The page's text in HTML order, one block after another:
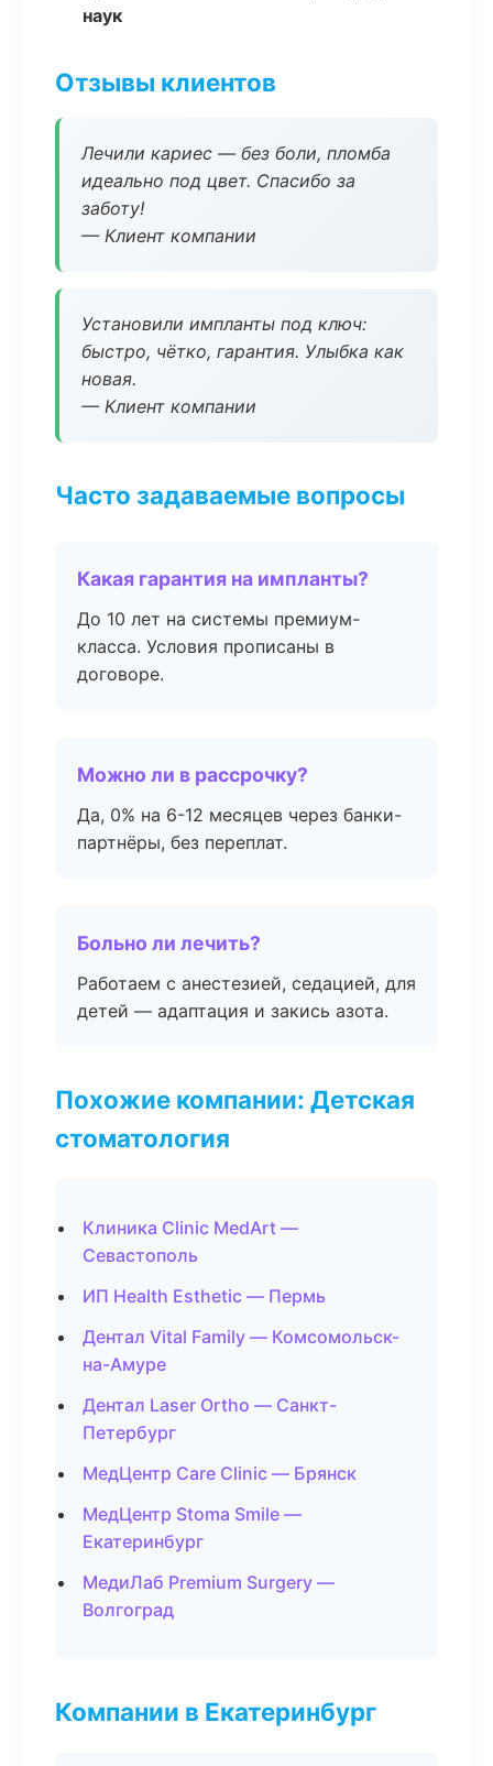
наук
Отзывы клиентов
Лечили кариес — без боли, пломба
идеально под цвет. Спасибо за
заботу!
— Клиент компании
Установили импланты под ключ:
быстро, чётко, гарантия. Улыбка как
новая.
— Клиент компании
Часто задаваемые вопросы
Какая гарантия на импланты?
До 10 лет на системы премиум-
класса. Условия прописаны в
договоре.
Можно ли в рассрочку?
Да, 0% на 6-12 месяцев через банки-
партнёры, без переплат.
Больно ли лечить?
Работаем с анестезией, седацией, для
детей — адаптация и закись азота.
Похожие компании: Детская
стоматология
Клиника Clinic MedArt —
Севастополь
ИП Health Esthetic — Пермь
Дентал Vital Family — Комсомольск-
на-Амуре
Дентал Laser Ortho — Санкт-
Петербург
МедЦентр Care Clinic — Брянск
МедЦентр Stoma Smile —
Екатеринбург
МедиЛаб Premium Surgery —
Волгоград
Компании в Екатеринбург